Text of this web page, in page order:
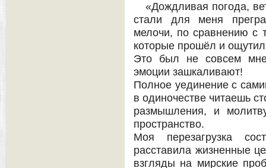
«Дождливая погода,
стали для меня
мелочи, по сравнению с
которые прошёл и
Это был не совсем
эмоции зашкаливают!
Полное уединение с
в одиночестве читаешь
размышления, и
пространство.
Моя перезагрузка
расставила жизненные
взгляды на мирские